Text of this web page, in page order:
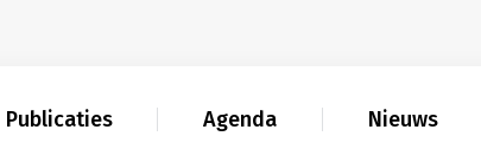
Publicaties Agenda Nieuws